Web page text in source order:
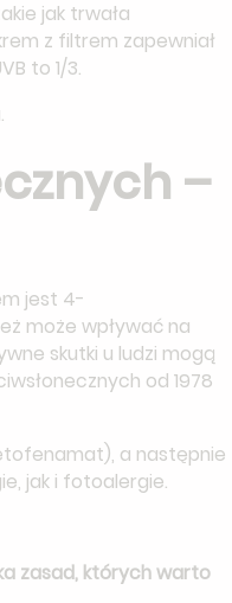
jak trwała
z filtrem zapewniał
to 1/3.
–
jest 4-
może wpływać na
skutki u ludzi mogą
od 1978
a następnie
jak i fotoalergie.
zasad, których warto